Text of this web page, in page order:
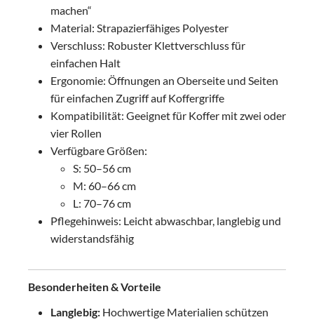
machen“
Material: Strapazierfähiges Polyester
Verschluss: Robuster Klettverschluss für
einfachen Halt
Ergonomie: Öffnungen an Oberseite und Seiten
für einfachen Zugriff auf Koffergriffe
Kompatibilität: Geeignet für Koffer mit zwei oder
vier Rollen
Verfügbare Größen:
S: 50–56 cm
M: 60–66 cm
L: 70–76 cm
Pflegehinweis: Leicht abwaschbar, langlebig und
widerstandsfähig
Besonderheiten & Vorteile
Langlebig: Hochwertige Materialien schützen